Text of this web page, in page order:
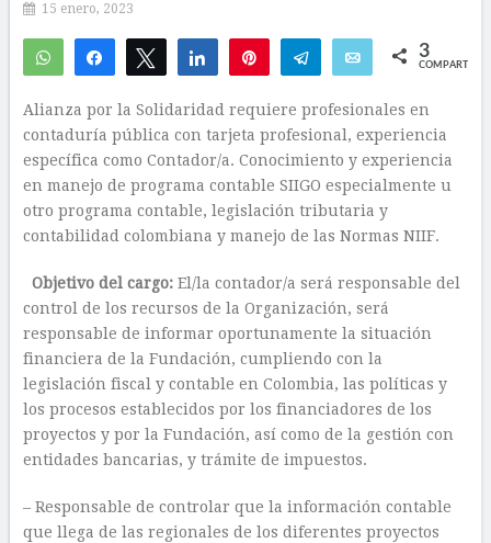
15 enero, 2023
WhatsAppCompartirTwittear Compartir Telegram Email 3
COMPARTIR
Alianza por la Solidaridad requiere profesionales en
contaduría pública con tarjeta profesional, experiencia
específica como Contador/a. Conocimiento y experiencia
en manejo de programa contable SIIGO especialmente u
otro programa contable, legislación tributaria y
contabilidad colombiana y manejo de las Normas NIIF.
Objetivo del cargo:El/la contador/a será responsable del
control de los recursos de la Organización, será
responsable de informar oportunamente la situación
financiera de la Fundación, cumpliendo con la
legislación fiscal y contable en Colombia, las políticas y
los procesos establecidos por los financiadores de los
proyectos y por la Fundación, así como de la gestión con
entidades bancarias, y trámite de impuestos.
– Responsable de controlar que la información contable
que llega de las regionales de los diferentes proyectos